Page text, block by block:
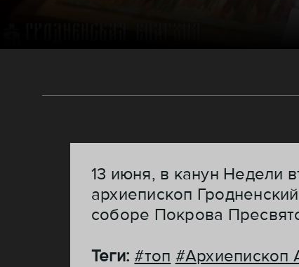
13 июня, в канун Недели
архиепископ
соборе Покрова
Теги:#топ #Архиепископ